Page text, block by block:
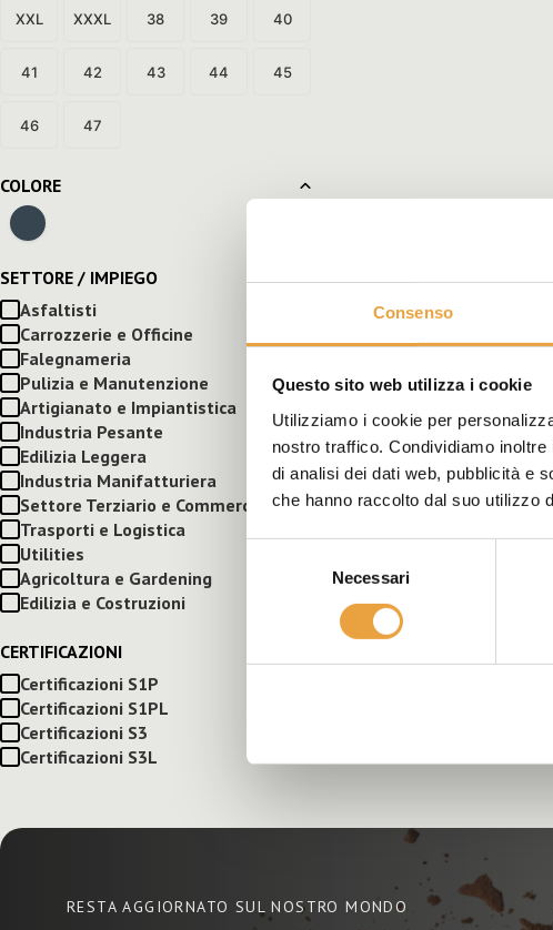
Consenso
Questo sito web utilizza i cookie
Utilizziamo i cookie per
nostro traffico. Condividiamo
di analisi dei dati web, pubblicità e
che hanno raccolto dal suo utilizzo
Necessari
XXL XXXL 38 39 40
41 42 43 44 45
46 47
COLORE
SETTORE / IMPIEGO
Asfaltisti
Carrozzerie e Officine
Falegnameria
Pulizia e Manutenzione
Artigianato e Impiantistica
Industria Pesante
Edilizia Leggera
Industria Manifatturiera
Settore Terziario e Commercio
Trasporti e Logistica
Utilities
Agricoltura e Gardening
Edilizia e Costruzioni
CERTIFICAZIONI
Certificazioni S1P
Certificazioni S1PL
Certificazioni S3
Certificazioni S3L
RESTA AGGIORNATO SUL NOSTRO MONDO